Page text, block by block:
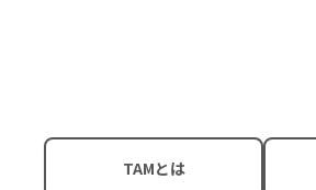
TAMとは